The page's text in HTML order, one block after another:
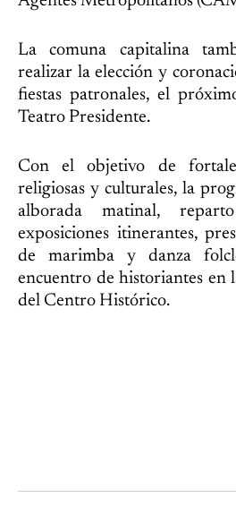
La comuna capitalina
realizar la elección y
fiestas patronales, el
Teatro Presidente.
Con el objetivo de
religiosas y culturales, la
alborada matinal,
exposiciones itinerantes,
de marimba y danza
encuentro de historiantes en
del Centro Histórico.